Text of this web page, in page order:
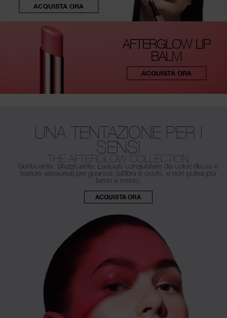
ACQUISTA ORA
AFTERGLOW LIP
BALM
ACQUISTA ORA
UNA TENTAZIONE PER I
SENSI
THE AFTERGLOW COLLECTION
Seducente. Stuzzicante. Lasciati conquistare da colori decisi e
texture sensoriali per guance, labbra e occhi, e non potrai più
farne a meno.
ACQUISTA ORA